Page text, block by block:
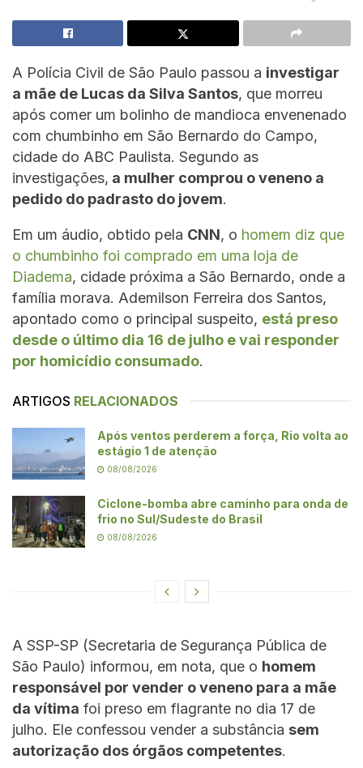
A Polícia Civil de São Paulo passou a investigar
a mãe de Lucas da Silva Santos, que morreu
após comer um bolinho de mandioca envenenado
com chumbinho em São Bernardo do Campo,
cidade do ABC Paulista. Segundo as
investigações, a mulher comprou o veneno a
pedido do padrasto do jovem.
Em um áudio, obtido pela CNN, o homem diz que
o chumbinho foi comprado em uma loja de
Diadema, cidade próxima a São Bernardo, onde a
família morava. Ademilson Ferreira dos Santos,
apontado como o principal suspeito, está preso
desde o último dia 16 de julho e vai responder
por homicídio consumado.
ARTIGOS RELACIONADOS
Após ventos perderem a força, Rio volta ao
estágio 1 de atenção
08/08/2026
Ciclone-bomba abre caminho para onda de
frio no Sul/Sudeste do Brasil
08/08/2026
A SSP-SP (Secretaria de Segurança Pública de
São Paulo) informou, em nota, que o homem
responsável por vender o veneno para a mãe
da vítima foi preso em flagrante no dia 17 de
julho. Ele confessou vender a substância sem
autorização dos órgãos competentes.